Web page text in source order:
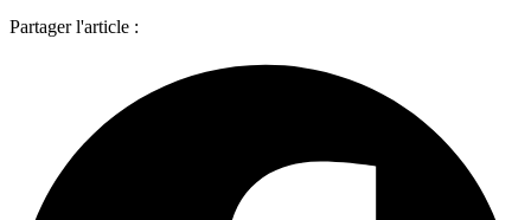
Partager l'article :